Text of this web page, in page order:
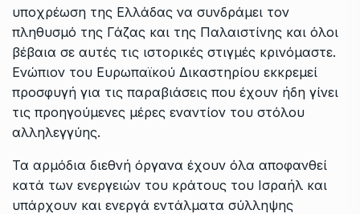
υποχρέωση της Ελλάδας να συνδράμει τον
πληθυσμό της Γάζας και της Παλαιστίνης και όλοι
βέβαια σε αυτές τις ιστορικές στιγμές κρινόμαστε.
Ενώπιον του Ευρωπαϊκού Δικαστηρίου εκκρεμεί
προσφυγή για τις παραβιάσεις που έχουν ήδη γίνει
τις προηγούμενες μέρες εναντίον του στόλου
αλληλεγγύης.
Τα αρμόδια διεθνή όργανα έχουν όλα αποφανθεί
κατά των ενεργειών του κράτους του Ισραήλ και
υπάρχουν και ενεργά εντάλματα σύλληψης